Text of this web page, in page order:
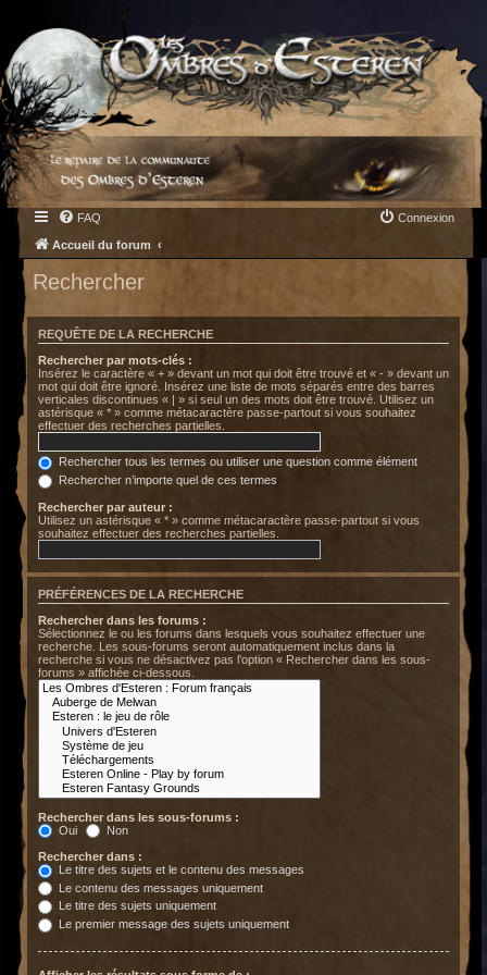
FAQ Connexion
Accueil du forum
Rechercher
REQUÊTE DE LA RECHERCHE
Rechercher par mots-clés :
Insérez le caractère « + » devant un mot qui doit être trouvé et « - » devant un
mot qui doit être ignoré. Insérez une liste de mots séparés entre des barres
verticales discontinues « | » si seul un des mots doit être trouvé. Utilisez un
astérisque « * » comme métacaractère passe-partout si vous souhaitez
effectuer des recherches partielles.
Rechercher tous les termes ou utiliser une question comme élément
Rechercher n’importe quel de ces termes
Rechercher par auteur :
Utilisez un astérisque « * » comme métacaractère passe-partout si vous
souhaitez effectuer des recherches partielles.
PRÉFÉRENCES DE LA RECHERCHE
Rechercher dans les forums :
Sélectionnez le ou les forums dans lesquels vous souhaitez effectuer une
recherche. Les sous-forums seront automatiquement inclus dans la
recherche si vous ne désactivez pas l’option « Rechercher dans les sous-
forums » affichée ci-dessous.
Rechercher dans les sous-forums :
Oui
Non
Rechercher dans :
Le titre des sujets et le contenu des messages
Le contenu des messages uniquement
Le titre des sujets uniquement
Le premier message des sujets uniquement